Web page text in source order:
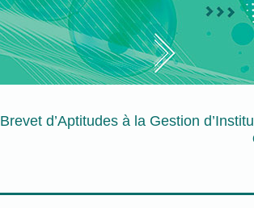
Brevet d’Aptitudes à la Gestion